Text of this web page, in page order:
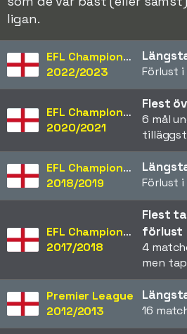
ligan.
EFL Championship
2022/2023
Förlust
EFL Championship
2020/2021
Flest
6 mål
EFL Championship
2018/2019
Förlust
EFL Championship
2017/2018
Flest
förlust
4
men
Premier League
2012/2013
16